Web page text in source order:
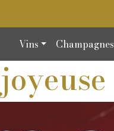
Vins Champagnes